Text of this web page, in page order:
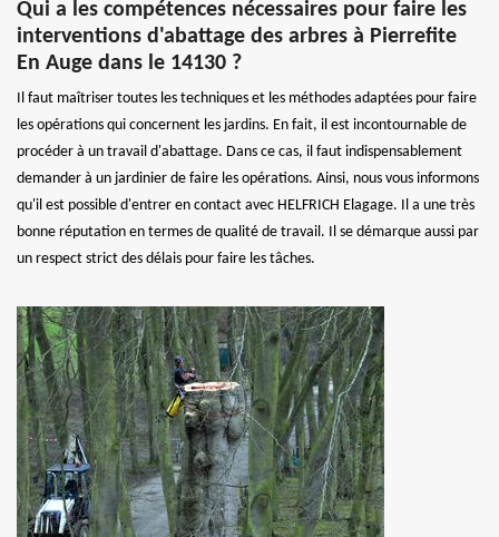
Qui a les compétences nécessaires pour faire les
interventions d'abattage des arbres à Pierrefite
En Auge dans le 14130 ?
Il faut maîtriser toutes les techniques et les méthodes adaptées pour faire
les opérations qui concernent les jardins. En fait, il est incontournable de
procéder à un travail d'abattage. Dans ce cas, il faut indispensablement
demander à un jardinier de faire les opérations. Ainsi, nous vous informons
qu'il est possible d'entrer en contact avec HELFRICH Elagage. Il a une très
bonne réputation en termes de qualité de travail. Il se démarque aussi par
un respect strict des délais pour faire les tâches.